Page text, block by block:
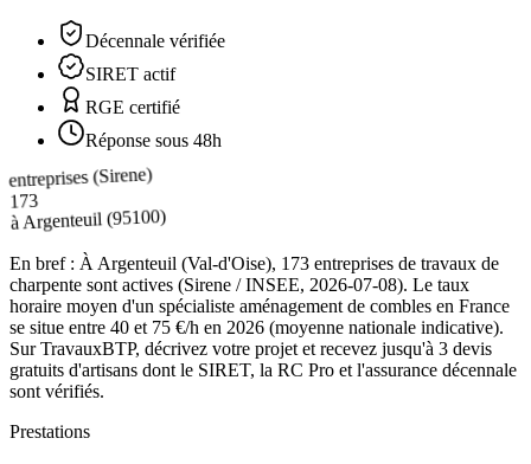
Décennale vérifiée
SIRET actif
RGE certifié
Réponse sous 48h
entreprises (Sirene)
173
àArgenteuil(95100)
En bref : À Argenteuil (Val-d'Oise), 173 entreprises de travaux de
charpente sont actives (Sirene / INSEE, 2026-07-08). Le taux
horaire moyen d'un spécialiste aménagement de combles en France
se situe entre 40 et 75 €/h en 2026 (moyenne nationale indicative).
Sur TravauxBTP, décrivez votre projet et recevez jusqu'à 3 devis
gratuits d'artisans dont le SIRET, la RC Pro et l'assurance décennale
sont vérifiés.
Prestations